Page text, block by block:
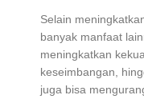
Selain
banyak manfaat
meningkatkan
keseimbangan,
juga bisa